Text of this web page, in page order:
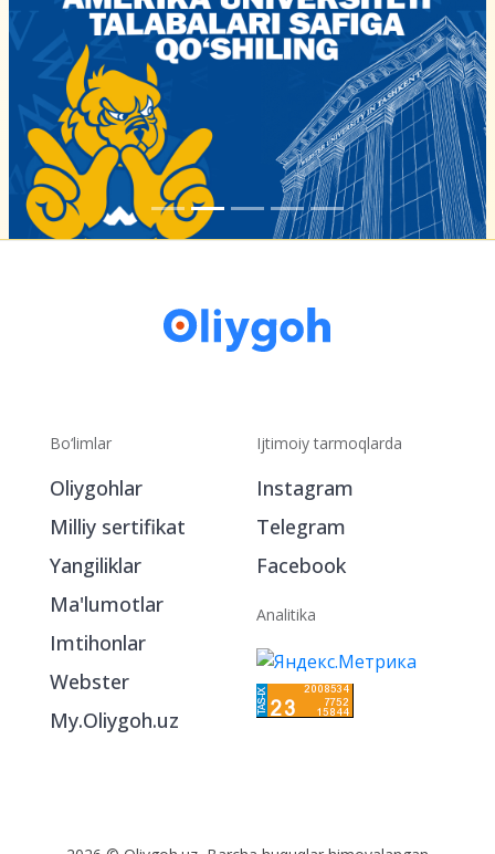
Bo‘limlar
Oliygohlar
Milliy sertifikat
Yangiliklar
Ma'lumotlar
Imtihonlar
Webster
My.Oliygoh.uz
Ijtimoiy tarmoqlarda
Instagram
Telegram
Facebook
Analitika